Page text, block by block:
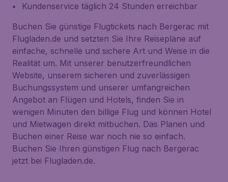
Kundenservice täglich 24 Stunden erreichbar
Buchen Sie günstige Flugtickets nach Bergerac mit
Flugladen.de und setzten Sie Ihre Reisepläne auf
einfache, schnelle und sichere Art und Weise in die
Realität um. Mit unserer benutzerfreundlichen
Website, unserem sicheren und zuverlässigen
Buchungssystem und unserer umfangreichen
Angebot an Flügen und Hotels, finden Sie in
wenigen Minuten den billige Flug und können Hotel
und Mietwagen direkt mitbuchen. Das Planen und
Buchen einer Reise war noch nie so einfach.
Buchen Sie Ihren günstigen Flug nach Bergerac
jetzt bei Flugladen.de.